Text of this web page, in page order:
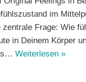
im
zentrale Frage: Wie
in Deinem Körper
Weiterlesen »